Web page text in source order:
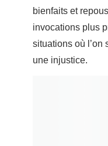
bienfaits et
invocations plus
situations où l’on
une injustice.